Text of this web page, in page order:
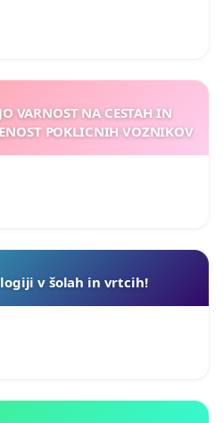
VARNOST NA CESTAH IN
POKLICNIH VOZNIKOV
v šolah in vrtcih!